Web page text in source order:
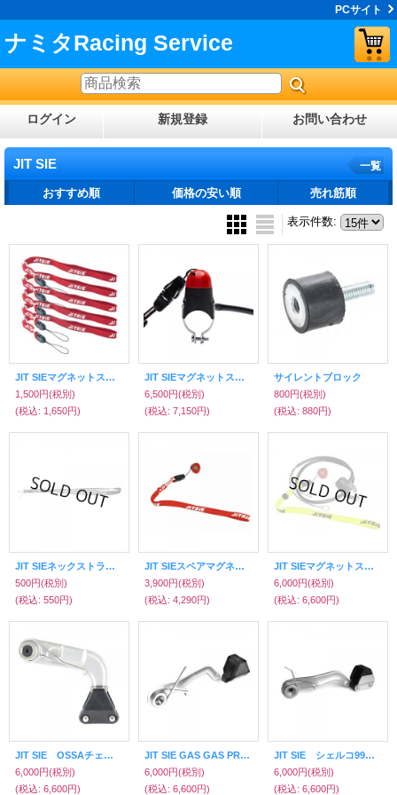
PCサイト
ナミタRacing Service
ログイン 新規登録 お問い合わせ
JIT SIE 一覧
おすすめ順 価格の安い順 売れ筋順
表示件数:
JIT SIEマグネットスイッチストラップ
1,500円(税別)
(税込: 1,650円)
JIT SIEマグネットスイッチ マシン別タイプ
6,500円(税別)
(税込: 7,150円)
サイレントブロック
800円(税別)
(税込: 880円)
JIT SIEネックストラップ
500円(税別)
(税込: 550円)
JIT SIEスペアマグネット＆ストラップ
3,900円(税別)
(税込: 4,290円)
JIT SIEマグネットスイッチ
6,000円(税別)
(税込: 6,600円)
JIT SIE OSSAチェーンテンショナー
6,000円(税別)
(税込: 6,600円)
JIT SIE GAS GAS PRO チェーンテンショナー
6,000円(税別)
(税込: 6,600円)
JIT SIE シェルコ99〜2015/スコルパTwenty
6,000円(税別)
(税込: 6,600円)